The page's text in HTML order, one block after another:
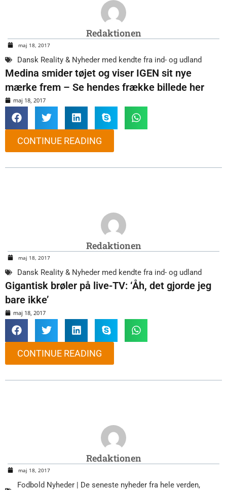
Redaktionen
maj 18, 2017
Dansk Reality & Nyheder med kendte fra ind- og udland
Medina smider tøjet og viser IGEN sit nye
mærke frem – Se hendes frække billede her
maj 18, 2017
CONTINUE READING
Redaktionen
maj 18, 2017
Dansk Reality & Nyheder med kendte fra ind- og udland
Gigantisk brøler på live-TV: ‘Åh, det gjorde jeg
bare ikke’
maj 18, 2017
CONTINUE READING
Redaktionen
maj 18, 2017
Fodbold Nyheder | De seneste nyheder fra hele verden,